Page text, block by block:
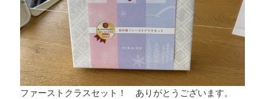
ファーストクラスセット！ ありがとうございます。